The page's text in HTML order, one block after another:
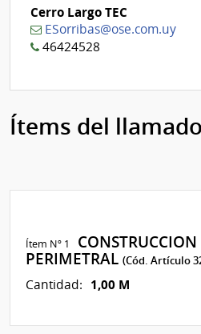
Cerro Largo TEC
ESorribas@ose.com.uy
46424528
Ítems del llamado
Ítem Nº 1
CONSTRUCCION
PERIMETRAL(Cód. Artículo
Cantidad: 1,00 M